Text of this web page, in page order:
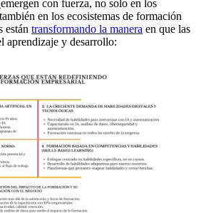
emergen con fuerza, no solo en los
en los ecosistemas de formación
están transformando la manera en que las
aprendizaje y desarrollo: